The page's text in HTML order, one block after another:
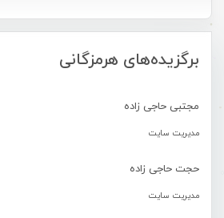
برگزیده‌های هرمزگانی
مجتبی حاجی زاده
مدیریت سایت
حجت حاجی زاده
مدیریت سایت